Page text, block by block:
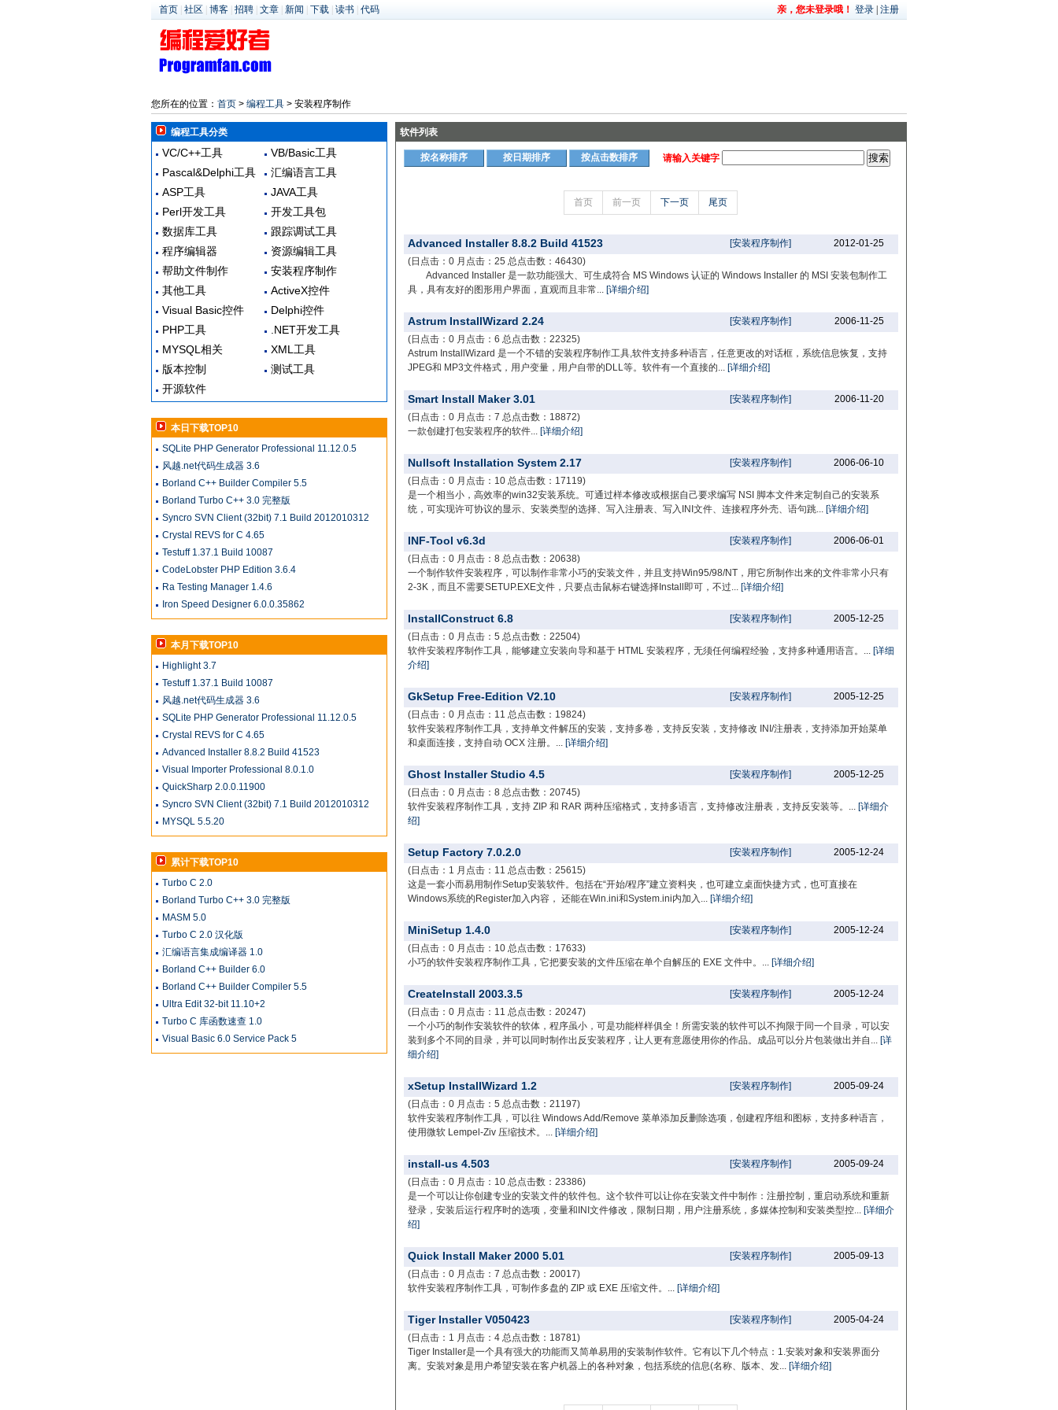
首页 社区 博客 招聘 文章 新闻 下载 读书 代码 亲，您未登录哦！ 登录 注册
您所在的位置： 首页 > 编程工具 > 安装程序制作
编程工具分类
VC/C++工具
VB/Basic工具
Pascal&Delphi工具
汇编语言工具
ASP工具
JAVA工具
Perl开发工具
开发工具包
数据库工具
跟踪调试工具
程序编辑器
资源编辑工具
帮助文件制作
安装程序制作
其他工具
ActiveX控件
Visual Basic控件
Delphi控件
PHP工具
.NET开发工具
MYSQL相关
XML工具
版本控制
测试工具
开源软件
本日下载TOP10
SQLite PHP Generator Professional 11.12.0.5
风越.net代码生成器 3.6
Borland C++ Builder Compiler 5.5
Borland Turbo C++ 3.0 完整版
Syncro SVN Client (32bit) 7.1 Build 2012010312
Crystal REVS for C 4.65
Testuff 1.37.1 Build 10087
CodeLobster PHP Edition 3.6.4
Ra Testing Manager 1.4.6
Iron Speed Designer 6.0.0.35862
本月下载TOP10
Highlight 3.7
Testuff 1.37.1 Build 10087
风越.net代码生成器 3.6
SQLite PHP Generator Professional 11.12.0.5
Crystal REVS for C 4.65
Advanced Installer 8.8.2 Build 41523
Visual Importer Professional 8.0.1.0
QuickSharp 2.0.0.11900
Syncro SVN Client (32bit) 7.1 Build 2012010312
MYSQL 5.5.20
累计下载TOP10
Turbo C 2.0
Borland Turbo C++ 3.0 完整版
MASM 5.0
Turbo C 2.0 汉化版
汇编语言集成编译器 1.0
Borland C++ Builder 6.0
Borland C++ Builder Compiler 5.5
Ultra Edit 32-bit 11.10+2
Turbo C 库函数速查 1.0
Visual Basic 6.0 Service Pack 5
软件列表
按名称排序 按日期排序 按点击数排序 请输入关键字
首页 前一页 下一页 尾页
Advanced Installer 8.8.2 Build 41523 2012-01-25
[安装程序制作]
(日点击：0 月点击：25 总点击数：46430)
Advanced Installer 是一款功能强大、可生成符合 MS Windows 认证的 Windows Installer 的 MSI 安装包制作工
具，具有友好的图形用户界面，直观而且非常... [详细介绍]
Astrum InstallWizard 2.24 2006-11-25
[安装程序制作]
(日点击：0 月点击：6 总点击数：22325)
Astrum InstallWizard 是一个不错的安装程序制作工具,软件支持多种语言，任意更改的对话框，系统信息恢复，支持
JPEG和 MP3文件格式，用户变量，用户自带的DLL等。软件有一个直接的... [详细介绍]
Smart Install Maker 3.01 2006-11-20
[安装程序制作]
(日点击：0 月点击：7 总点击数：18872)
一款创建打包安装程序的软件... [详细介绍]
Nullsoft Installation System 2.17 2006-06-10
[安装程序制作]
(日点击：0 月点击：10 总点击数：17119)
是一个相当小，高效率的win32安装系统。可通过样本修改或根据自己要求编写 NSI 脚本文件来定制自己的安装系
统，可实现许可协议的显示、安装类型的选择、写入注册表、写入INI文件、连接程序外壳、语句跳... [详细介绍]
INF-Tool v6.3d 2006-06-01
[安装程序制作]
(日点击：0 月点击：8 总点击数：20638)
一个制作软件安装程序，可以制作非常小巧的安装文件，并且支持Win95/98/NT，用它所制作出来的文件非常小只有
2-3K，而且不需要SETUP.EXE文件，只要点击鼠标右键选择Install即可，不过... [详细介绍]
InstallConstruct 6.8 2005-12-25
[安装程序制作]
(日点击：0 月点击：5 总点击数：22504)
软件安装程序制作工具，能够建立安装向导和基于 HTML 安装程序，无须任何编程经验，支持多种通用语言。... [详细
介绍]
GkSetup Free-Edition V2.10 2005-12-25
[安装程序制作]
(日点击：0 月点击：11 总点击数：19824)
软件安装程序制作工具，支持单文件解压的安装，支持多卷，支持反安装，支持修改 INI/注册表，支持添加开始菜单
和桌面连接，支持自动 OCX 注册。... [详细介绍]
Ghost Installer Studio 4.5 2005-12-25
[安装程序制作]
(日点击：0 月点击：8 总点击数：20745)
软件安装程序制作工具，支持 ZIP 和 RAR 两种压缩格式，支持多语言，支持修改注册表，支持反安装等。... [详细介
绍]
Setup Factory 7.0.2.0 2005-12-24
[安装程序制作]
(日点击：1 月点击：11 总点击数：25615)
这是一套小而易用制作Setup安装软件。包括在“开始/程序”建立资料夹，也可建立桌面快捷方式，也可直接在
Windows系统的Register加入内容， 还能在Win.ini和System.ini内加入... [详细介绍]
MiniSetup 1.4.0 2005-12-24
[安装程序制作]
(日点击：0 月点击：10 总点击数：17633)
小巧的软件安装程序制作工具，它把要安装的文件压缩在单个自解压的 EXE 文件中。... [详细介绍]
CreateInstall 2003.3.5 2005-12-24
[安装程序制作]
(日点击：0 月点击：11 总点击数：20247)
一个小巧的制作安装软件的软体，程序虽小，可是功能样样俱全！所需安装的软件可以不拘限于同一个目录，可以安
装到多个不同的目录，并可以同时制作出反安装程序，让人更有意愿使用你的作品。成品可以分片包装做出并自... [详
细介绍]
xSetup InstallWizard 1.2 2005-09-24
[安装程序制作]
(日点击：0 月点击：5 总点击数：21197)
软件安装程序制作工具，可以往 Windows Add/Remove 菜单添加反删除选项，创建程序组和图标，支持多种语言，
使用微软 Lempel-Ziv 压缩技术。... [详细介绍]
install-us 4.503 2005-09-24
[安装程序制作]
(日点击：0 月点击：10 总点击数：23386)
是一个可以让你创建专业的安装文件的软件包。这个软件可以让你在安装文件中制作：注册控制，重启动系统和重新
登录，安装后运行程序时的选项，变量和INI文件修改，限制日期，用户注册系统，多媒体控制和安装类型控... [详细介
绍]
Quick Install Maker 2000 5.01 2005-09-13
[安装程序制作]
(日点击：0 月点击：7 总点击数：20017)
软件安装程序制作工具，可制作多盘的 ZIP 或 EXE 压缩文件。... [详细介绍]
Tiger Installer V050423 2005-04-24
[安装程序制作]
(日点击：1 月点击：4 总点击数：18781)
Tiger Installer是一个具有强大的功能而又简单易用的安装制作软件。它有以下几个特点：1.安装对象和安装界面分
离。安装对象是用户希望安装在客户机器上的各种对象，包括系统的信息(名称、版本、发... [详细介绍]